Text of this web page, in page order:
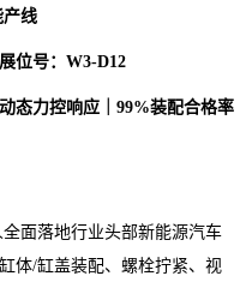
产线
位号：W3-D12
态力控响应｜99%装配合格率
面落地行业头部新能源汽车
体/缸盖装配、螺栓拧紧、视